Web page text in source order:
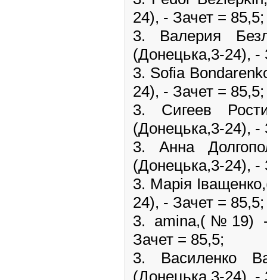
24), - Зачет = 85,5;
3. Валерия
(Донецька,3-24), -
3. Sofia
24), - Зачет = 85,5;
3. Сигеев
(Донецька,3-24), -
3. Анна
(Донецька,3-24), -
3. Марія
24), - Зачет = 85,5;
3.
Зачет = 85,5;
3.
(Донецька,3-24), -